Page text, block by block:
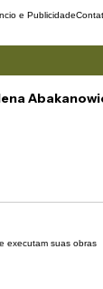
e Publicidade
executam suas obras